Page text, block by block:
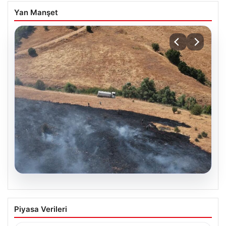
Yan Manşet
Tunceli’de otluk alandan ormana
sıçrayan yangın söndürüldü
Piyasa Verileri